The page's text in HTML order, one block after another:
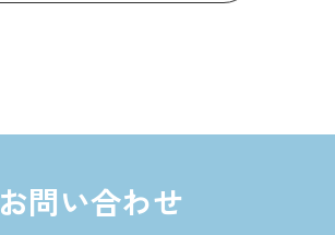
お問い合わせ